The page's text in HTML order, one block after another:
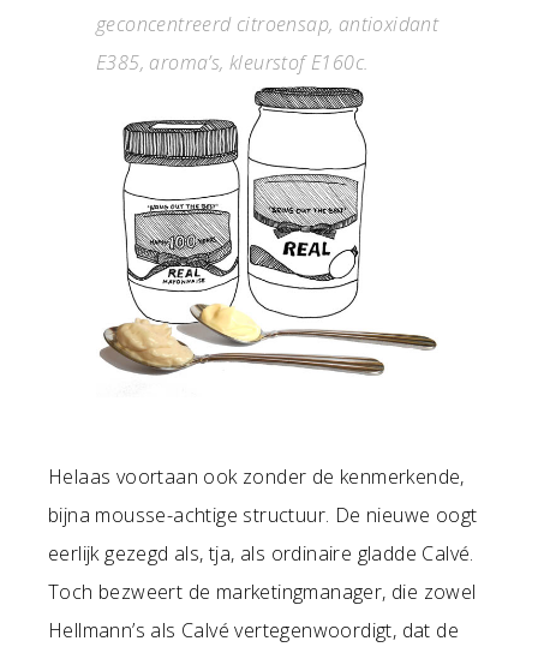
geconcentreerd citroensap, antioxidant
E385, aroma’s, kleurstof E160c.
Helaas voortaan ook zonder de kenmerkende,
bijna mousse-achtige structuur. De nieuwe oogt
eerlijk gezegd als, tja, als ordinaire gladde Calvé.
Toch bezweert de marketingmanager, die zowel
Hellmann’s als Calvé vertegenwoordigt, dat de